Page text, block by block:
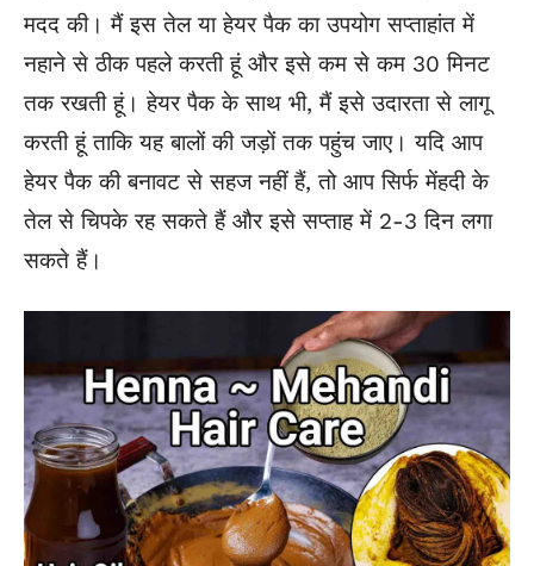
मदद की। मैं इस तेल या हेयर पैक का उपयोग सप्ताहांत में
नहाने से ठीक पहले करती हूं और इसे कम से कम 30 मिनट
तक रखती हूं। हेयर पैक के साथ भी, मैं इसे उदारता से लागू
करती हूं ताकि यह बालों की जड़ों तक पहुंच जाए। यदि आप
हेयर पैक की बनावट से सहज नहीं हैं, तो आप सिर्फ मेंहदी के
तेल से चिपके रह सकते हैं और इसे सप्ताह में 2-3 दिन लगा
सकते हैं।